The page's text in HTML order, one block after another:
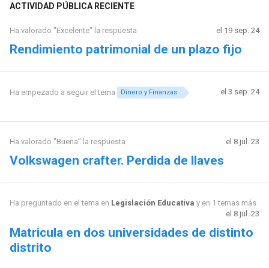
ACTIVIDAD PÚBLICA RECIENTE
Ha valorado "Excelente" la respuesta el 19 sep. 24
Rendimiento patrimonial de un plazo fijo
Ha empezado a seguir el tema Dinero y Finanzas el 3 sep. 24
Ha valorado "Buena" la respuesta el 8 jul. 23
Volkswagen crafter. Perdida de llaves
Ha preguntado en el tema en Legislación Educativa y en 1 temas más
el 8 jul. 23
Matricula en dos universidades de distinto
distrito